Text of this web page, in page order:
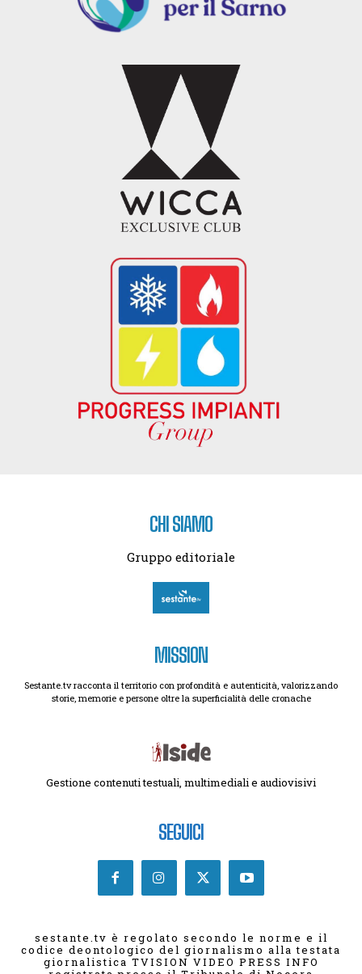
CHI SIAMO
Gruppo editoriale
MISSION
Sestante.tv racconta il territorio con profondità e autenticità, valorizzando
storie, memorie e persone oltre la superficialità delle cronache
Gestione contenuti testuali, multimediali e audiovisivi
SEGUICI
sestante.tv è regolato secondo le norme e il
codice deontologico del giornalismo alla testata
giornalistica TVISION VIDEO PRESS INFO